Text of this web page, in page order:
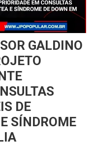
GALDINO
DE
SÍNDROME